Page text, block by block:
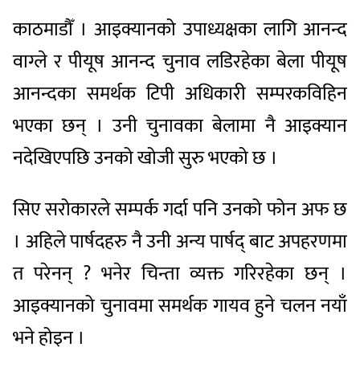
काठमाडौँ । आइक्यानको उपाध्यक्षका लागि आनन्द
वाग्ले र पीयूष आनन्द चुनाव लडिरहेका बेला पीयूष
आनन्दका समर्थक टिपी अधिकारी सम्परकविहिन
भएका छन् । उनी चुनावका बेलामा नै आइक्यान
नदेखिएपछि उनको खोजी सुरु भएको छ ।
सिए सरोकारले सम्पर्क गर्दा पनि उनको फोन अफ छ
। अहिले पार्षदहरु नै उनी अन्य पार्षद् बाट अपहरणमा
त परेनन् ? भनेर चिन्ता व्यक्त गरिरहेका छन् ।
आइक्यानको चुनावमा समर्थक गायव हुने चलन नयाँ
भने होइन ।